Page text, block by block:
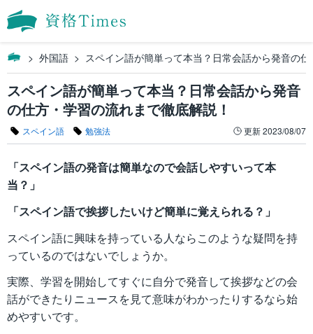
外国語 スペイン語が簡単って本当？日常会話から発音の
スペイン語が簡単って本当？日常会話から発音
の仕方・学習の流れまで徹底解説！
スペイン語 勉強法 更新2023/08/07
「スペイン語の発音は簡単なので会話しやすいって本
当？」
「スペイン語で挨拶したいけど簡単に覚えられる？」
スペイン語に興味を持っている人ならこのような疑問を持
っているのではないでしょうか。
実際、学習を開始してすぐに自分で発音して挨拶などの会
話ができたりニュースを見て意味がわかったりするなら始
めやすいです。